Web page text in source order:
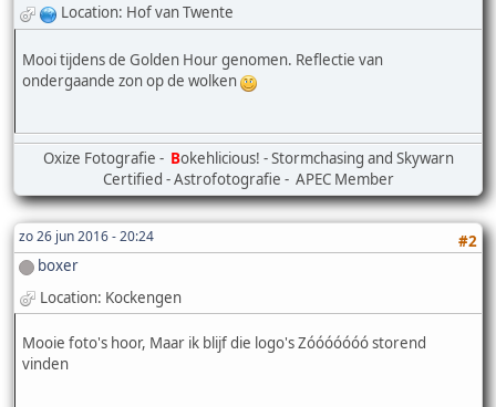
Location: Hof van Twente
Mooi tijdens de Golden Hour genomen. Reflectie van
ondergaande zon op de wolken
Oxize Fotografie - Bokehlicious! - Stormchasing and Skywarn
Certified - Astrofotografie - APEC Member
zo 26 jun 2016 - 20:24
#2
boxer
Location: Kockengen
Mooie foto's hoor, Maar ik blijf die logo's Zóóóóóóó storend
vinden